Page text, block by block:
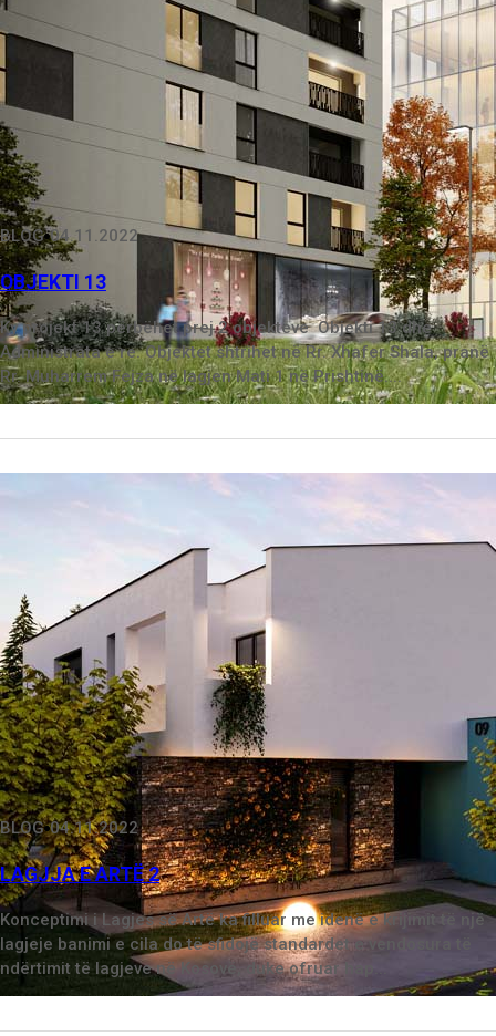
BLOG 04.11.2022
OBJEKTI 13
Ky projekt 13 përbëhet prej 2 objekteve Objekti 13 dhe
Administrata e re. Objektet shtrihet në Rr. Xhafer Shala, pranë
Rr. Muharrem Fejza në lagjen Mati 1 në Prishtinë....
BLOG 04.11.2022
LAGJJA E ARTË 2
Konceptimi i Lagjes së Artë ka filluar me idenë e krĳimit të një
lagjeje banimi e cila do të sfidojë standardet e vendosura të
ndërtimit të lagjeve në Kosovë, duke ofruar hap...